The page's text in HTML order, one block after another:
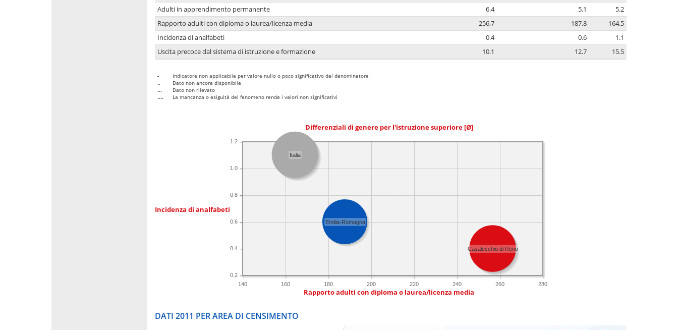
Adulti in apprendimento permanente
6.4 5.1
5.2
Rapporto adulti con diploma o laurea/licenza media
256.7 187.8
164.5
Incidenza di analfabeti
0.4 0.6
1.1
Uscita precoce dal sistema di istruzione e formazione
10.1 12.7 15.5
-
Indicatore non applicabile per valore nullo o poco significativo del denominatore
..
Dato non ancora disponibile
...
Dato non rilevato
....
La mancanza o esiguità del fenomeno rende i valori non significativi
Differenziali di genere per l'istruzione superiore [Ø]
Incidenza di analfabeti
140 160 180 200 220 240 260 280
0.2
0.4
0.6
0.8
1.0
1.2
Casalecchio di Reno
Italia
Emilia-Romagna
Rapporto adulti con diploma o laurea/licenza media
DATI 2011 PER AREA DI CENSIMENTO